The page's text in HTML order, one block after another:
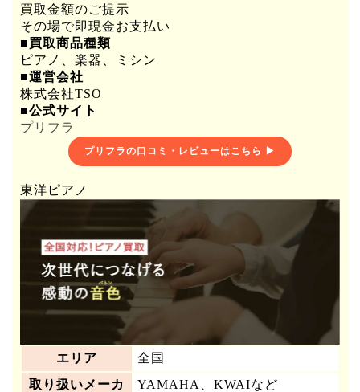
買取金額のご提示
その場で即現金お支払い
■買取商品種類
ピアノ、楽器、ミシン
■運営会社
株式会社TSO
■公式サイト
プリフラ
プリフラの口コミ・レビューはこちら ▶
東洋ピアノ
エリア
全国
取り扱いメーカ
YAMAHA、KWAIなど